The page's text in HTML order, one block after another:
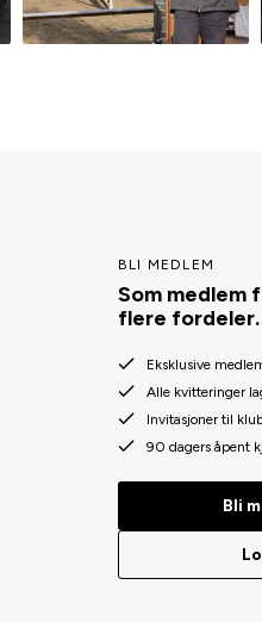
BLI MEDLEM
Som medlem
flere fordeler.
Eksklusive
Alle kvitteringer
Invitasjoner til
90 dagers åpent
Bli